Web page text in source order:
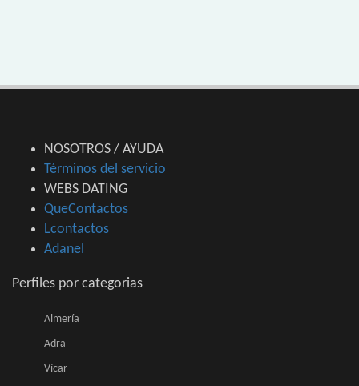
NOSOTROS / AYUDA
Términos del servicio
WEBS DATING
QueContactos
Lcontactos
Adanel
Perfiles por categorias
Almería
Adra
Vícar